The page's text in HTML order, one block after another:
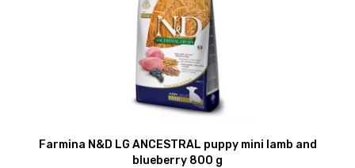
Farmina N&D LG ANCESTRAL puppy mini lamb and
blueberry 800 g